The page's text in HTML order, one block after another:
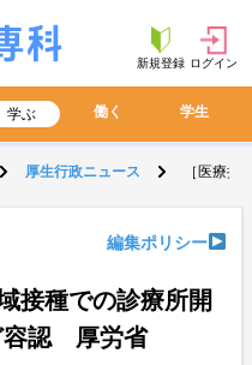
新規登録 ログイン
学ぶ 働く 学生
厚生行政ニュース ［医療
編集ポリシー
接種での診療所開
容認 厚労省